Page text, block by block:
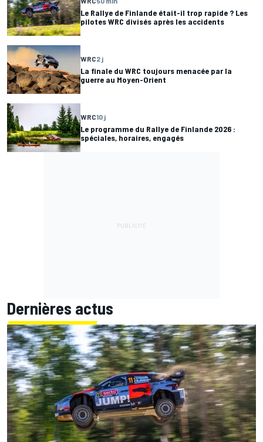
Le Rallye de Finlande était-il trop rapide ? Les
pilotes WRC divisés après les accidents
WRC2 j
La finale du WRC toujours menacée par la
guerre au Moyen-Orient
WRC10 j
Le programme du Rallye de Finlande 2026 :
spéciales, horaires, engagés
Dernières actus